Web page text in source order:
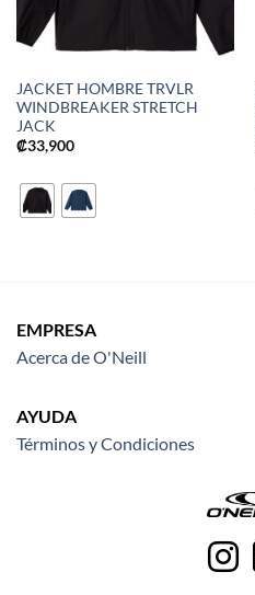
JACKET HOMBRE TRVLR
WINDBREAKER STRETCH
JACK
₡33,900
EMPRESA
Acerca de O'Neill
AYUDA
Términos y Condiciones